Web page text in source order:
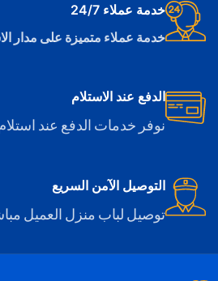
خدمة عملاء 24/7
خدمة عملاء متميزة على مدار
الدفع عند الاستلام
نوفر خدمات الدفع عند
التوصيل الآمن السريع
توصيل لباب منزل العميل